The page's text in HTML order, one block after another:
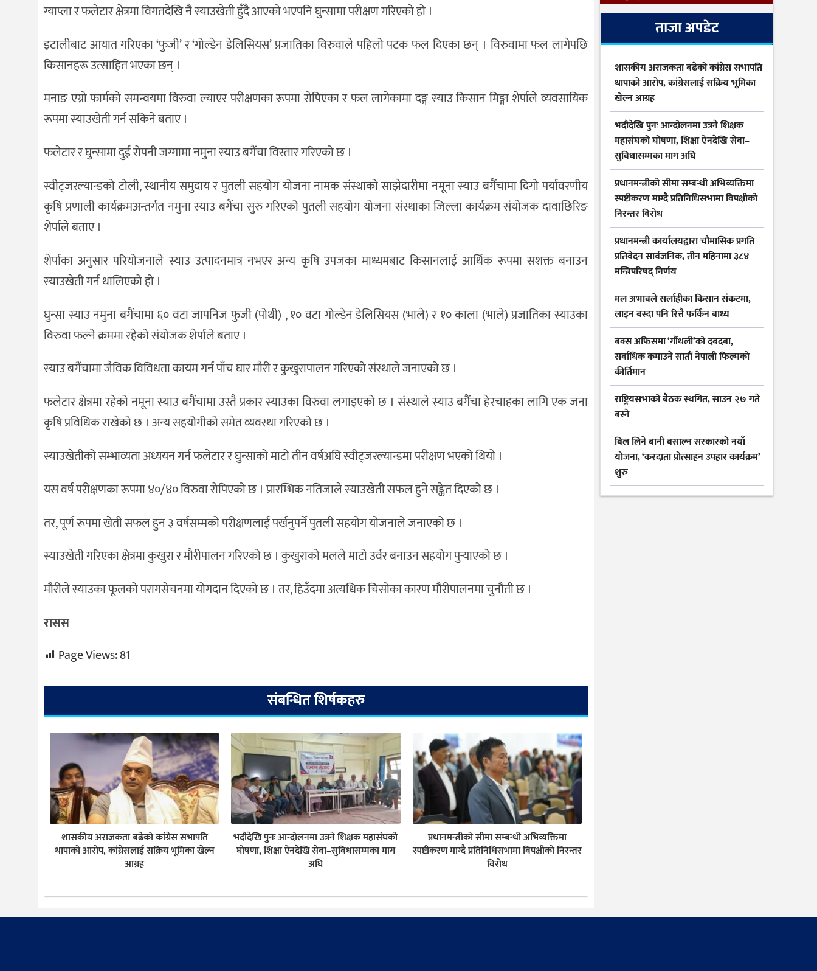
ग्याप्ला र फलेटार क्षेत्रमा विगतदेखि नै स्याउखेती हुँदै आएको भएपनि घुन्सामा परीक्षण गरिएको हो ।
इटालीबाट आयात गरिएका ‘फुजी’ र ‘गोल्डेन डेलिसियस’ प्रजातिका विरुवाले पहिलो पटक फल दिएका छन् । विरुवामा फल लागेपछि
किसानहरू उत्साहित भएका छन् ।
मनाङ एग्रो फार्मको समन्वयमा विरुवा ल्याएर परीक्षणका रूपमा रोपिएका र फल लागेकामा दङ्ग स्याउ किसान मिङ्मा शेर्पाले व्यवसायिक
रूपमा स्याउखेती गर्न सकिने बताए ।
फलेटार र घुन्सामा दुई रोपनी जग्गामा नमुना स्याउ बगैंचा विस्तार गरिएको छ ।
स्वीट्जरल्यान्डको टोली, स्थानीय समुदाय र पुतली सहयोग योजना नामक संस्थाको साझेदारीमा नमूना स्याउ बगैंचामा दिगो पर्यावरणीय
कृषि प्रणाली कार्यक्रमअन्तर्गत नमुना स्याउ बगैंचा सुरु गरिएको पुतली सहयोग योजना संस्थाका जिल्ला कार्यक्रम संयोजक दावाछिरिङ
शेर्पाले बताए ।
शेर्पाका अनुसार परियोजनाले स्याउ उत्पादनमात्र नभएर अन्य कृषि उपजका माध्यमबाट किसानलाई आर्थिक रूपमा सशक्त बनाउन
स्याउखेती गर्न थालिएको हो ।
घुन्सा स्याउ नमुना बगैंचामा ६० वटा जापनिज फुजी (पोथी) , १० वटा गोल्डेन डेलिसियस (भाले) र १० काला (भाले) प्रजातिका स्याउका
विरुवा फल्ने क्रममा रहेको संयोजक शेर्पाले बताए ।
स्याउ बगैंचामा जैविक विविधता कायम गर्न पाँच घार मौरी र कुखुरापालन गरिएको संस्थाले जनाएको छ ।
फलेटार क्षेत्रमा रहेको नमूना स्याउ बगैंचामा उस्तै प्रकार स्याउका विरुवा लगाइएको छ । संस्थाले स्याउ बगैंचा हेरचाहका लागि एक जना
कृषि प्रविधिक राखेको छ । अन्य सहयोगीको समेत व्यवस्था गरिएको छ ।
स्याउखेतीको सम्भाव्यता अध्ययन गर्न फलेटार र घुन्साको माटो तीन वर्षअघि स्वीट्जरल्यान्डमा परीक्षण भएको थियो ।
यस वर्ष परीक्षणका रूपमा ४०/४० विरुवा रोपिएको छ । प्रारम्भिक नतिजाले स्याउखेती सफल हुने सङ्केत दिएको छ ।
तर, पूर्ण रूपमा खेती सफल हुन ३ वर्षसम्मको परीक्षणलाई पर्खनुपर्ने पुतली सहयोग योजनाले जनाएको छ ।
स्याउखेती गरिएका क्षेत्रमा कुखुरा र मौरीपालन गरिएको छ । कुखुराको मलले माटो उर्वर बनाउन सहयोग पुर्‍याएको छ ।
मौरीले स्याउका फूलको परागसेचनमा योगदान दिएको छ । तर, हिउँदमा अत्यधिक चिसोका कारण मौरीपालनमा चुनौती छ ।
रासस
Page Views:81
संबन्धित शिर्षकहरु
शासकीय अराजकता बढेको कांग्रेस सभापति
थापाको आरोप, कांग्रेसलाई सक्रिय भूमिका खेल्न
आग्रह
भदौदेखि पुनः आन्दोलनमा उत्रने शिक्षक महासंघको
घोषणा, शिक्षा ऐनदेखि सेवा–सुविधासम्मका माग
अघि
प्रधानमन्त्रीको सीमा सम्बन्धी अभिव्यक्तिमा
स्पष्टीकरण माग्दै प्रतिनिधिसभामा विपक्षीको निरन्तर
विरोध
ताजा अपडेट
शासकीय अराजकता बढेको कांग्रेस सभापति
थापाको आरोप, कांग्रेसलाई सक्रिय भूमिका
खेल्न आग्रह
भदौदेखि पुनः आन्दोलनमा उत्रने शिक्षक
महासंघको घोषणा, शिक्षा ऐनदेखि सेवा–
सुविधासम्मका माग अघि
प्रधानमन्त्रीको सीमा सम्बन्धी अभिव्यक्तिमा
स्पष्टीकरण माग्दै प्रतिनिधिसभामा विपक्षीको
निरन्तर विरोध
प्रधानमन्त्री कार्यालयद्वारा चौमासिक प्रगति
प्रतिवेदन सार्वजनिक, तीन महिनामा ३८४
मन्त्रिपरिषद् निर्णय
मल अभावले सर्लाहीका किसान संकटमा,
लाइन बस्दा पनि रित्तै फर्किन बाध्य
बक्स अफिसमा ‘गौंथली’को दबदबा,
सर्वाधिक कमाउने सातौं नेपाली फिल्मको
कीर्तिमान
राष्ट्रियसभाको बैठक स्थगित, साउन २७ गते
बस्ने
बिल लिने बानी बसाल्न सरकारको नयाँ
योजना, ‘करदाता प्रोत्साहन उपहार कार्यक्रम’
शुरु